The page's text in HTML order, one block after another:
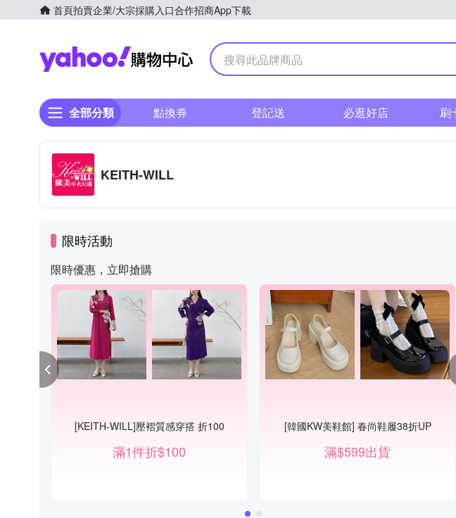
首頁拍賣企業/大宗採購入口合作招商App下載
Yahoo購物中心
全部分類 點換券 登記送 必逛好店 刷
KEITH-WILL
限時活動
限時優惠，立即搶購
[KEITH-WILL]壓褶質感穿搭 折100
滿1件折$100
[韓國KW美鞋館] 春尚鞋履38折UP
滿$599出貨